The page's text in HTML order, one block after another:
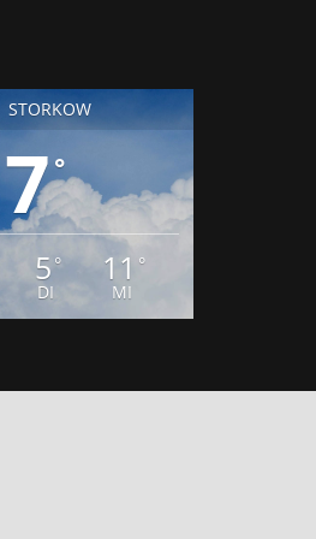
STORKOW
7°
5°
DI
11 °
MI